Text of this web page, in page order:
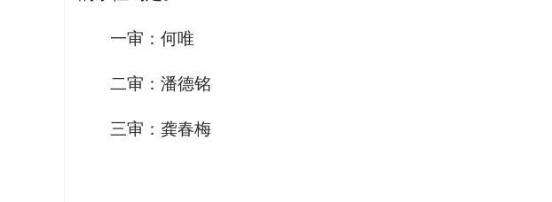
一审：何唯
二审：潘德铭
三审：龚春梅